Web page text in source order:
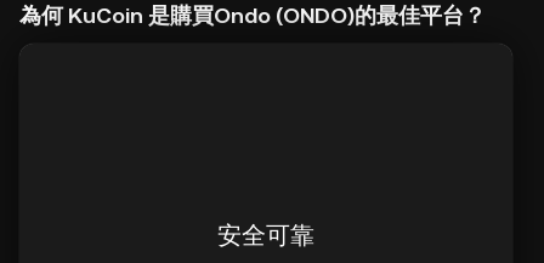
為何 KuCoin 是購買Ondo (ONDO)的最佳平台？
安全可靠